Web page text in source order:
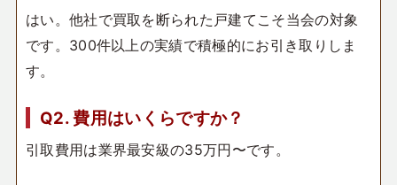
はい。他社で買取を断られた戸建てこそ当会の対象
です。300件以上の実績で積極的にお引き取りしま
す。
Q2. 費用はいくらですか？
引取費用は業界最安級の35万円〜です。